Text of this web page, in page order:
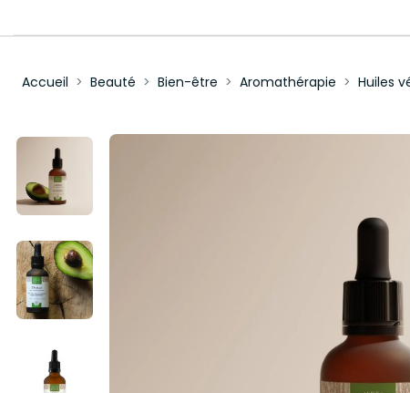
Accueil Beauté Bien-être Aromathérapie Huiles